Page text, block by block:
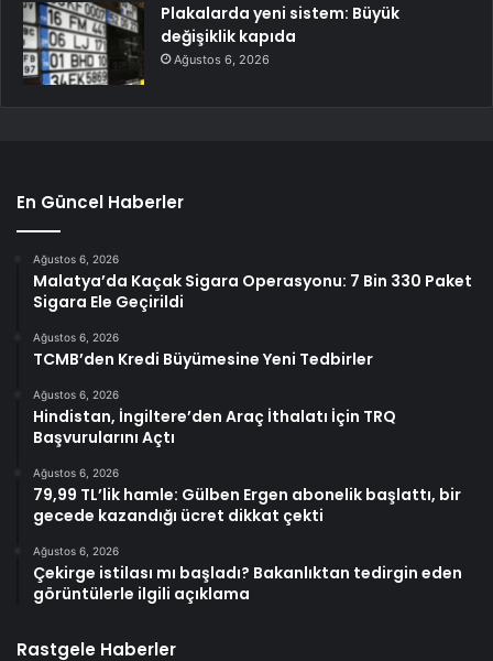
Plakalarda yeni sistem: Büyük
değişiklik kapıda
Ağustos 6, 2026
En Güncel Haberler
Ağustos 6, 2026
Malatya’da Kaçak Sigara Operasyonu: 7 Bin 330 Paket
Sigara Ele Geçirildi
Ağustos 6, 2026
TCMB’den Kredi Büyümesine Yeni Tedbirler
Ağustos 6, 2026
Hindistan, İngiltere’den Araç İthalatı İçin TRQ
Başvurularını Açtı
Ağustos 6, 2026
79,99 TL’lik hamle: Gülben Ergen abonelik başlattı, bir
gecede kazandığı ücret dikkat çekti
Ağustos 6, 2026
Çekirge istilası mı başladı? Bakanlıktan tedirgin eden
görüntülerle ilgili açıklama
Rastgele Haberler